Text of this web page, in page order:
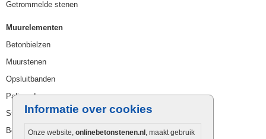
Informatie over cookies
Onze website, onlinebetonstenen.nl , maakt gebruik
Getrommelde stenen
Muurelementen
Betonbielzen
Muurstenen
Opsluitbanden
Palissaden
Stapelblokken
Betonblokken